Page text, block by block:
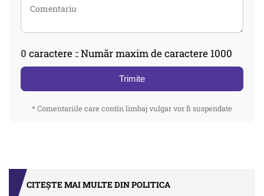
0 caractere :: Număr maxim de caractere 1000
Trimite
* Comentariile care contin limbaj vulgar vor fi suspendate
CITEȘTE MAI MULTE DIN POLITICA